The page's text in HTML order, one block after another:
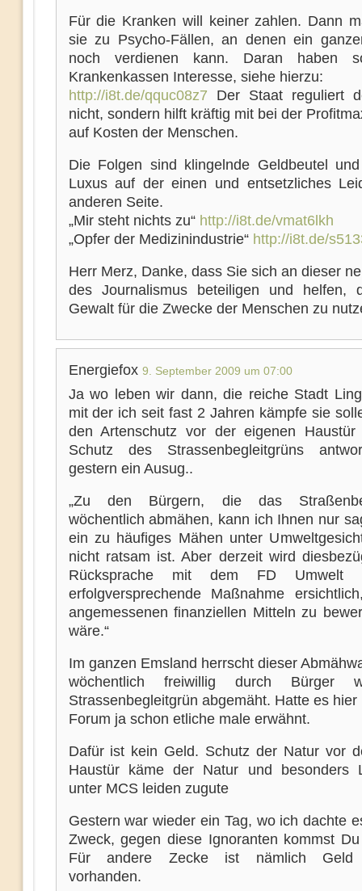
Für die Kranken will keiner zahlen. Dann
sie zu Psycho-Fällen, an denen ein
noch verdienen kann. Daran haben
Krankenkassen Interesse, siehe hierzu:
http://i8t.de/qquc08z7 Der Staat reguliert
nicht, sondern hilft kräftig mit bei der
auf Kosten der Menschen.
Die Folgen sind klingelnde Geldbeutel
Luxus auf der einen und entsetzliches
anderen Seite.
„Mir steht nichts zu“ http://i8t.de/vmat6lkh
„Opfer der Medizinindustrie“ http://i8t.de/
Herr Merz, Danke, dass Sie sich an dieser
des Journalismus beteiligen und helfen,
Gewalt für die Zwecke der Menschen zu
Energiefox 9. September 2009 um 07:00
Ja wo leben wir dann, die reiche Stadt
mit der ich seit fast 2 Jahren kämpfe sie
den Artenschutz vor der eigenen
Schutz des Strassenbegleitgrüns
gestern ein Ausug..
„Zu den Bürgern, die das
wöchentlich abmähen, kann ich Ihnen nur
ein zu häufiges Mähen unter
nicht ratsam ist. Aber derzeit wird
Rücksprache mit dem FD Umwelt
erfolgversprechende Maßnahme
angemessenen finanziellen Mitteln zu
wäre.“
Im ganzen Emsland herrscht dieser
wöchentlich freiwillig durch Bürger
Strassenbegleitgrün abgemäht. Hatte es hier
Forum ja schon etliche male erwähnt.
Dafür ist kein Geld. Schutz der Natur vor
Haustür käme der Natur und besonders
unter MCS leiden zugute
Gestern war wieder ein Tag, wo ich dachte
Zweck, gegen diese Ignoranten kommst
Für andere Zecke ist nämlich Geld
vorhanden.